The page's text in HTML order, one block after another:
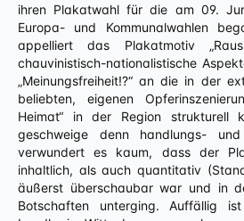
ihren Plakatwahl für die am 09.
Europa- und Kommunalwahlen
appelliert das Plakatmotiv
chauvinistisch-nationalistische
„Meinungsfreiheit!?“ an die in der
beliebten, eigenen
Heimat“ in der Region strukturell
geschweige denn handlungs-
verwundert es kaum, dass der
inhaltlich, als auch quantitativ
äußerst überschaubar war und in
Botschaften unterging. Auffällig